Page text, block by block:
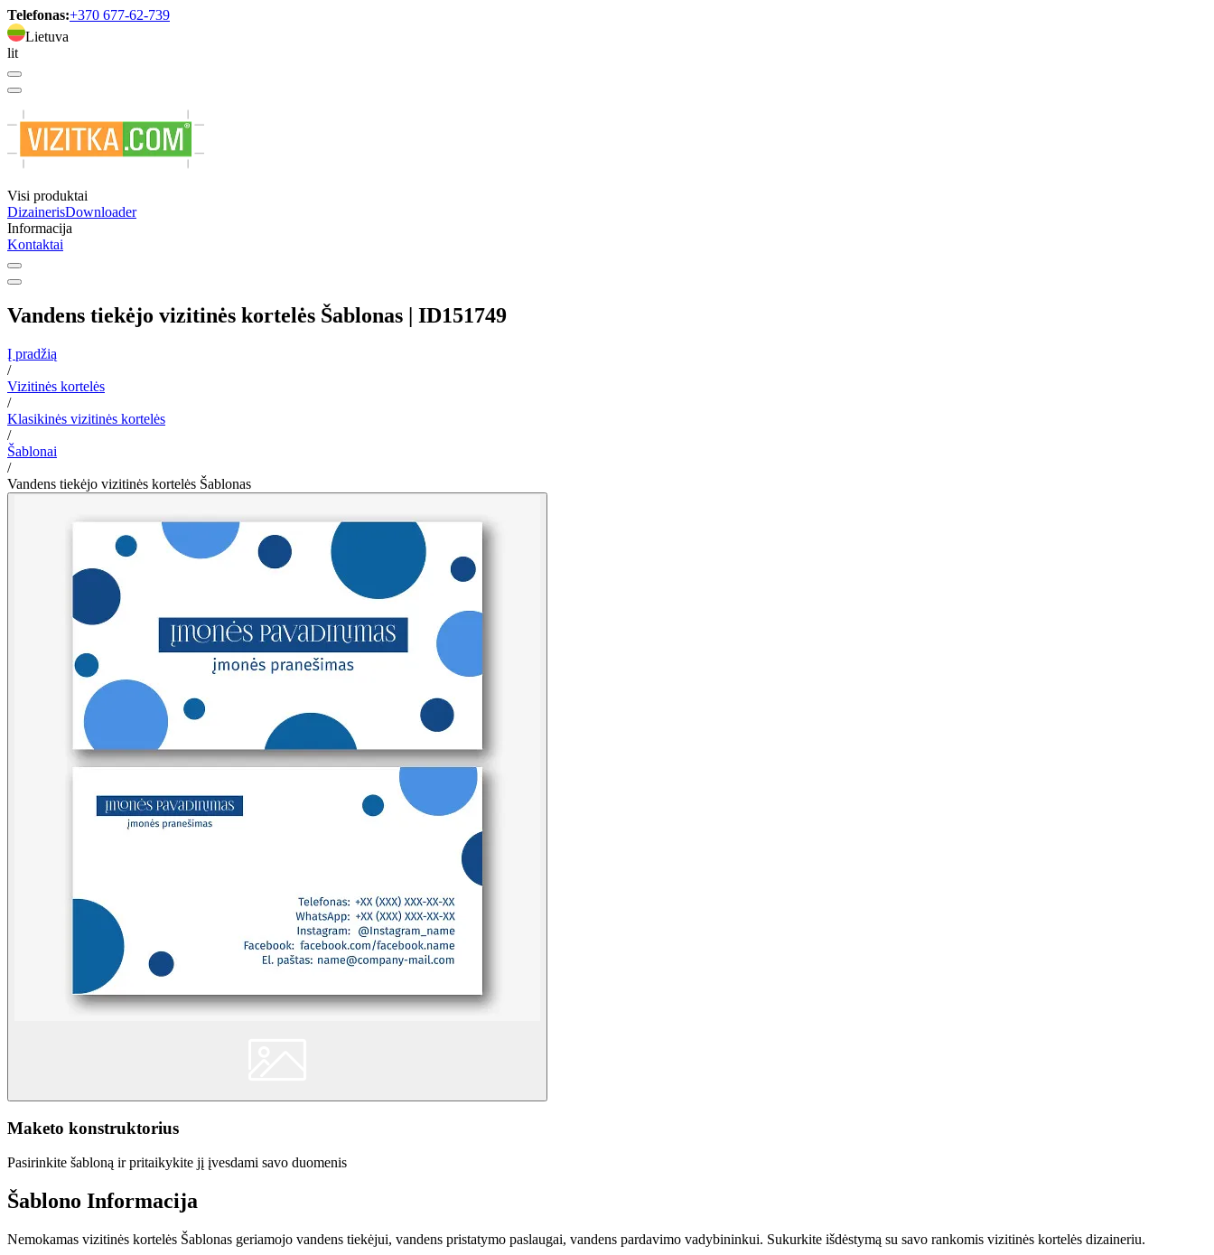
Telefonas:+370 677-62-739
Lietuva
lit
Visi produktai
DizainerisDownloader
Informacija
Kontaktai
Vandens tiekėjo vizitinės kortelės Šablonas | ID151749
Į pradžią
/
Vizitinės kortelės
/
Klasikinės vizitinės kortelės
/
Šablonai
/
Vandens tiekėjo vizitinės kortelės Šablonas
Maketo konstruktorius
Pasirinkite šabloną ir pritaikykite jį įvesdami savo duomenis
Šablono Informacija
Nemokamas vizitinės kortelės Šablonas geriamojo vandens tiekėjui, vandens pristatymo paslaugai, vandens pardavimo vadybininkui. Sukurkite išdėstymą su savo rankomis vizitinės kortelės dizaineriu.